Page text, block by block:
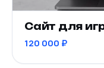
Сайт для
120 000 ₽